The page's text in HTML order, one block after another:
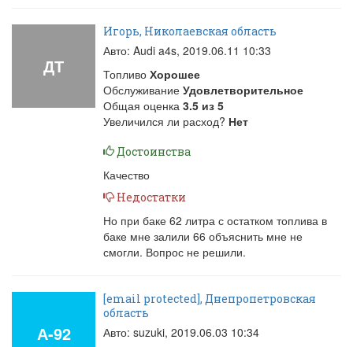
ДТ
Игорь, Николаевская область
Авто: Audi a4s, 2019.06.11 10:33
Топливо Хорошее
Обслуживание Удовлетворительное
Общая оценка 3.5 из 5
Увеличился ли расход? Нет
Достоинства
Качество
Недостатки
Но при баке 62 литра с остатком топлива в
баке мне залили 66 объяснить мне не
смогли. Вопрос не решили.
А-92
[email protected], Днепропетровская
область
Авто: suzuki, 2019.06.03 10:34